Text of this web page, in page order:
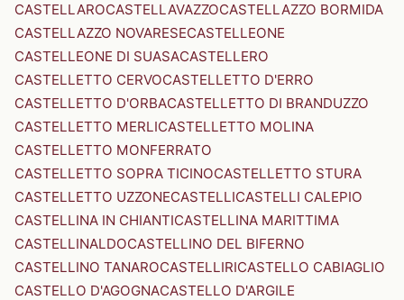
CASTELLAROCASTELLAVAZZOCASTELLAZZO BORMIDA
CASTELLAZZO NOVARESECASTELLEONE
CASTELLEONE DI SUASACASTELLERO
CASTELLETTO CERVOCASTELLETTO D'ERRO
CASTELLETTO D'ORBACASTELLETTO DI BRANDUZZO
CASTELLETTO MERLICASTELLETTO MOLINA
CASTELLETTO MONFERRATO
CASTELLETTO SOPRA TICINOCASTELLETTO STURA
CASTELLETTO UZZONECASTELLICASTELLI CALEPIO
CASTELLINA IN CHIANTICASTELLINA MARITTIMA
CASTELLINALDOCASTELLINO DEL BIFERNO
CASTELLINO TANAROCASTELLIRICASTELLO CABIAGLIO
CASTELLO D'AGOGNACASTELLO D'ARGILE